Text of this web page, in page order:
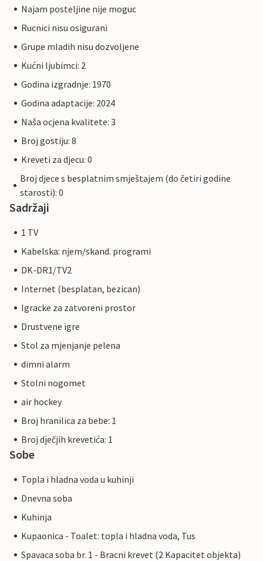
Najam posteljine nije moguc
Rucnici nisu osigurani
Grupe mladih nisu dozvoljene
Kućni ljubimci: 2
Godina izgradnje: 1970
Godina adaptacije: 2024
Naša ocjena kvalitete: 3
Broj gostiju: 8
Kreveti za djecu: 0
Broj djece s besplatnim smještajem (do četiri godine
starosti): 0
Sadržaji
1 TV
Kabelska: njem/skand. programi
DK-DR1/TV2
Internet (besplatan, bezican)
Igracke za zatvoreni prostor
Drustvene igre
Stol za mjenjanje pelena
dimni alarm
Stolni nogomet
air hockey
Broj hranilica za bebe: 1
Broj dječjih krevetića: 1
Sobe
Topla i hladna voda u kuhinji
Dnevna soba
Kuhinja
Kupaonica - Toalet: topla i hladna voda, Tus
Spavaca soba br. 1 - Bracni krevet (2 Kapacitet objekta)